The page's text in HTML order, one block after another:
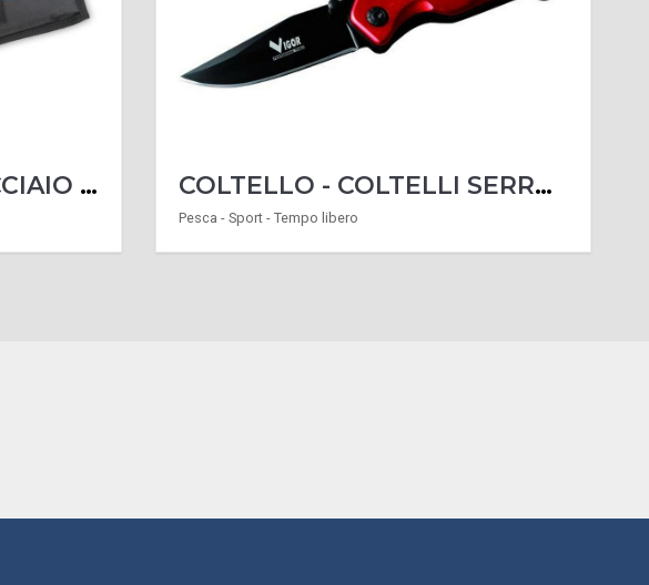
COLTELLO LAMA IN ACCIAIO BETA TOOLS 1778SOS 1778 SOS CON FRANGIVETRO COLTELLINO COLTELLO - COLTELLI SERRAMANICO CACCIA MODELLO PICCHIO
Pesca - Sport - Tempo libero